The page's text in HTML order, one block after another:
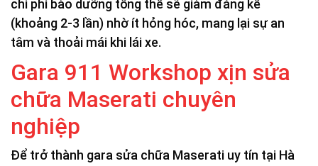
chi phí bảo dưỡng tổng thể sẽ giảm đáng kể
(khoảng 2-3 lần) nhờ ít hỏng hóc, mang lại sự an
tâm và thoải mái khi lái xe.
Gara 911 Workshop xịn sửa
chữa Maserati chuyên
nghiệp
Để trở thành gara sửa chữa Maserati uy tín tại Hà